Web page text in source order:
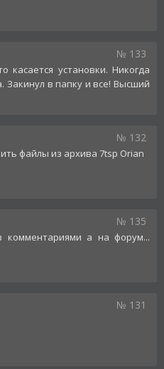
№ 133
касается установки. Никогда
Закинул в папку и все! Высший
№ 132
файлы из архива 7tsp Orian
№ 135
а на форум...
№ 131